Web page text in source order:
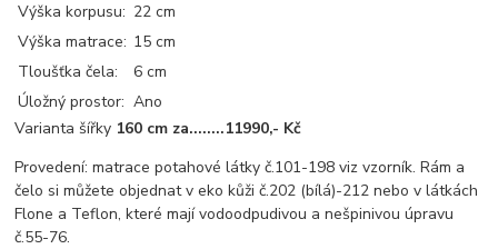
Výška korpusu: 22 cm
Výška matrace: 15 cm
Tloušťka čela:
6 cm
Úložný prostor: Ano
Varianta šířky 160 cm za........11990,- Kč
Provedení: matrace potahové látky č.101-198 viz vzorník. Rám a
čelo si můžete objednat v eko kůži č.202 (bílá)-212 nebo v látkách
Flone a Teflon, které mají vodoodpudivou a nešpinivou úpravu
č.55-76.